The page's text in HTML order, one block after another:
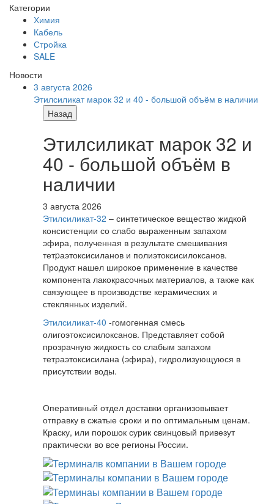
Категории
Химия
Кабель
Стройка
SALE
Новости
3 августа 2026
Этилсиликат марок 32 и 40 - большой объём в наличии
Назад
Этилсиликат марок 32 и
40 - большой объём в
наличии
3 августа 2026
Этилсиликат-32 – синтетическое вещество жидкой
консистенции со слабо выраженным запахом
эфира, полученная в результате смешивания
тетpаэтоксисиланов и полиэтоксисилоксанов.
Продукт нашел широкое применение в качестве
компонента лакокрасочных материалов, а также как
связующее в производстве керамических и
стеклянных изделий.
Этилсиликат-40 -гомогенная смесь
олигоэтоксисилоксанов. Представляет собой
прозрачную жидкость со слабым запахом
тетраэтоксисилана (эфира), гидролизующуюся в
присутствии воды.
Оперативный отдел доставки организовывает
отправку в сжатые сроки и по оптимальным ценам.
Краску, или порошок сурик свинцовый привезут
практически во все регионы России.